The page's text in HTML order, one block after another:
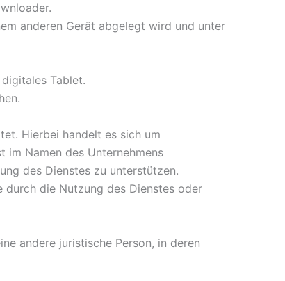
anderen Gerät abgelegt wird und unter
Tablet.
Hierbei handelt es sich um
im Namen des Unternehmens
des Dienstes zu unterstützen.
die Nutzung des Dienstes oder
andere juristische Person, in deren